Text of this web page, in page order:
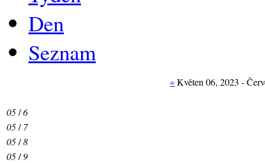
Den
Seznam
«Květen 06, 2023 -
05/6
05/7
05/8
05/9